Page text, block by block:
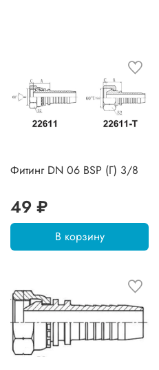
Фитинг DN 06 BSP (Г) 3/8
49 ₽
В корзину